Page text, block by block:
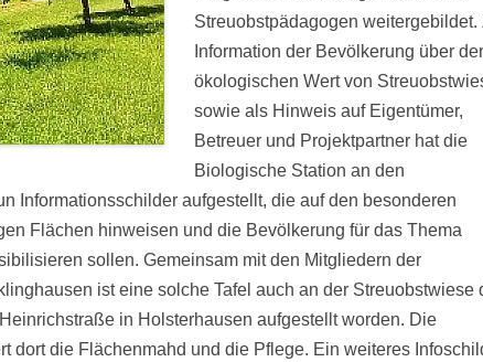
Streuobstpädagogen weitergebildet.
Information der Bevölkerung über
ökologischen Wert von
sowie als Hinweis auf Eigentümer,
Betreuer und Projektpartner hat die
Biologische Station an den
Informationsschilder aufgestellt, die auf den besonderen
Flächen hinweisen und die Bevölkerung für das Thema
sollen. Gemeinsam mit den Mitgliedern der
ist eine solche Tafel auch an der Streuobstwiese
in Holsterhausen aufgestellt worden. Die
dort die Flächenmahd und die Pflege. Ein weiteres